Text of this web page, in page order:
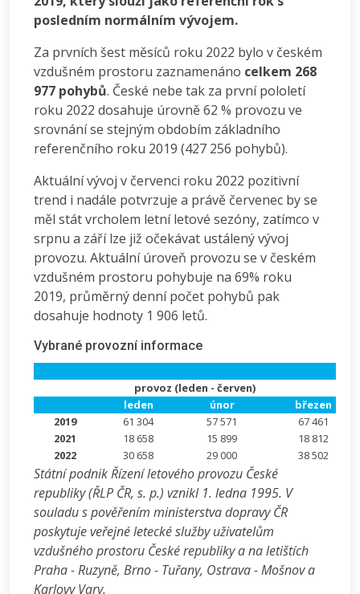
posledním normálním vývojem.
Za prvních šest měsíců roku 2022 bylo v českém
vzdušném prostoru zaznamenáno celkem 268
977 pohybů. České nebe tak za první pololetí
roku 2022 dosahuje úrovně 62 % provozu ve
srovnání se stejným obdobím základního
referenčního roku 2019 (427 256 pohybů).
Aktuální vývoj v červenci roku 2022 pozitivní
trend i nadále potvrzuje a právě červenec by se
měl stát vrcholem letní letové sezóny, zatímco v
srpnu a září lze již očekávat ustálený vývoj
provozu. Aktuální úroveň provozu se v českém
vzdušném prostoru pohybuje na 69% roku
2019, průměrný denní počet pohybů pak
dosahuje hodnoty 1 906 letů.
Vybrané provozní informace
provoz (leden - červen)
leden
únor
březen
2019
61 304 57 571
67 461
2021
18 658 15 899
18 812
2022
30 658 29 000 38 502
Státní podnik Řízení letového provozu České
republiky (ŘLP ČR, s. p.) vznikl 1. ledna 1995. V
souladu s pověřením ministerstva dopravy ČR
poskytuje veřejné letecké služby uživatelům
vzdušného prostoru České republiky a na letištích
Praha - Ruzyně, Brno - Tuřany, Ostrava - Mošnov a
Karlovy Vary.